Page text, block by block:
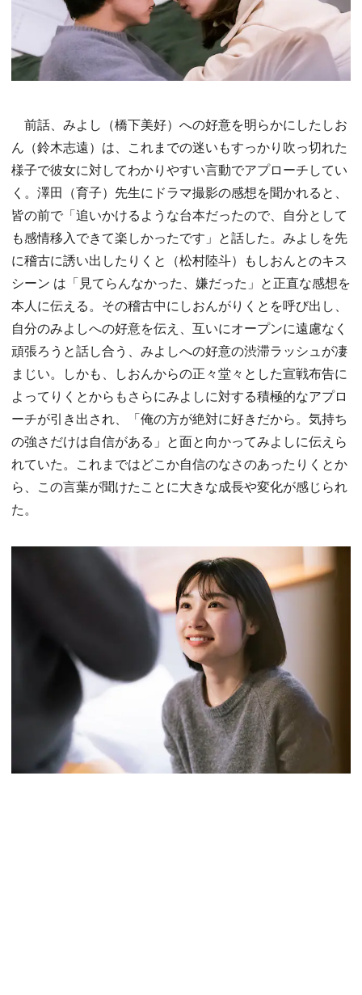
前話、みよし（橋下美好）への好意を明らかにしたしお
ん（鈴木志遠）は、これまでの迷いもすっかり吹っ切れた
様子で彼女に対してわかりやすい言動でアプローチしてい
く。澤田（育子）先生にドラマ撮影の感想を聞かれると、
皆の前で「追いかけるような台本だったので、自分として
も感情移入できて楽しかったです」と話した。みよしを先
に稽古に誘い出したりくと（松村陸斗）もしおんとのキス
シーン は「見てらんなかった、嫌だった」と正直な感想を
本人に伝える。その稽古中にしおんがりくとを呼び出し、
自分のみよしへの好意を伝え、互いにオープンに遠慮なく
頑張ろうと話し合う、みよしへの好意の渋滞ラッシュが凄
まじい。しかも、しおんからの正々堂々とした宣戦布告に
よってりくとからもさらにみよしに対する積極的なアプロ
ーチが引き出され、「俺の方が絶対に好きだから。気持ち
の強さだけは自信がある」と面と向かってみよしに伝えら
れていた。これまではどこか自信のなさのあったりくとか
ら、この言葉が聞けたことに大きな成長や変化が感じられ
た。